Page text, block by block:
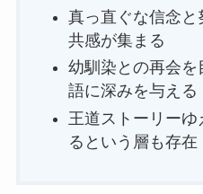
真っ直ぐな信念と
共感が集まる
幼馴染との再会
語に深みを与える
王道ストーリー
るという層も存在